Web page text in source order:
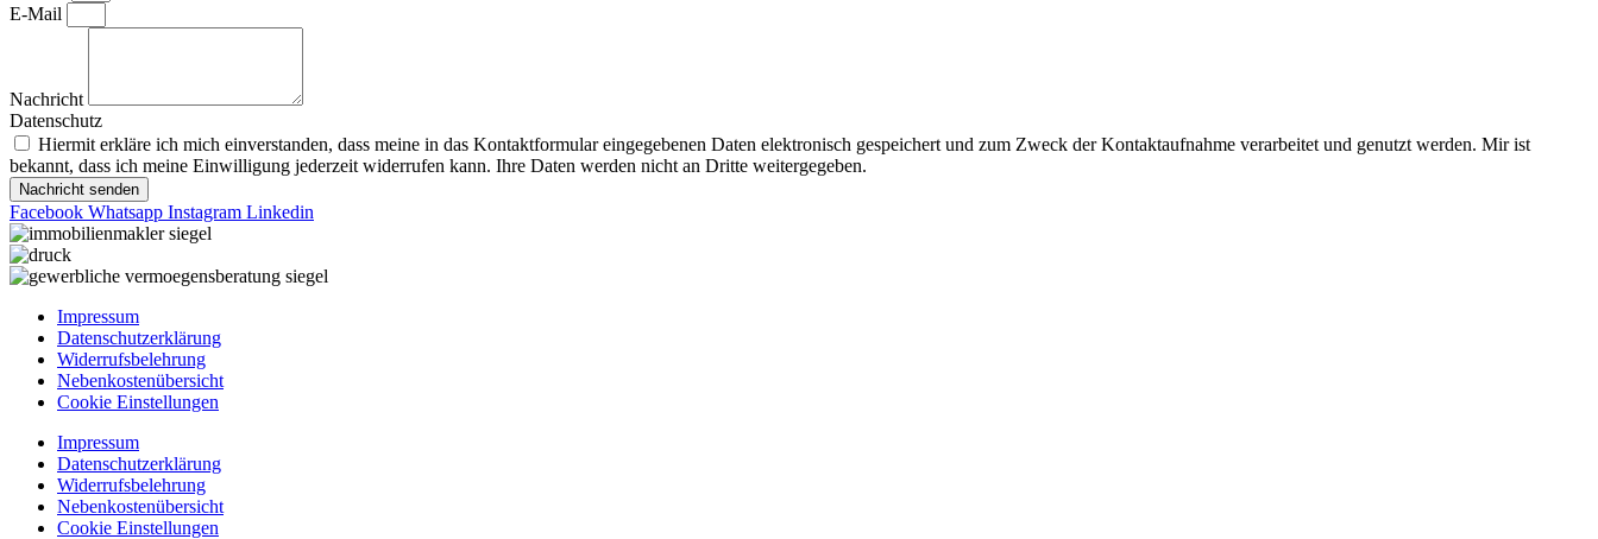
E-Mail
Nachricht
Datenschutz
Hiermit erkläre ich mich einverstanden, dass meine in das Kontaktformular eingegebenen Daten elektronisch gespeichert und zum Zweck der Kontaktaufnahme verarbeitet und genutzt werden. Mir ist
bekannt, dass ich meine Einwilligung jederzeit widerrufen kann. Ihre Daten werden nicht an Dritte weitergegeben.
Nachricht senden
Facebook Whatsapp Instagram Linkedin
Impressum
Datenschutzerklärung
Widerrufsbelehrung
Nebenkostenübersicht
Cookie Einstellungen
Impressum
Datenschutzerklärung
Widerrufsbelehrung
Nebenkostenübersicht
Cookie Einstellungen